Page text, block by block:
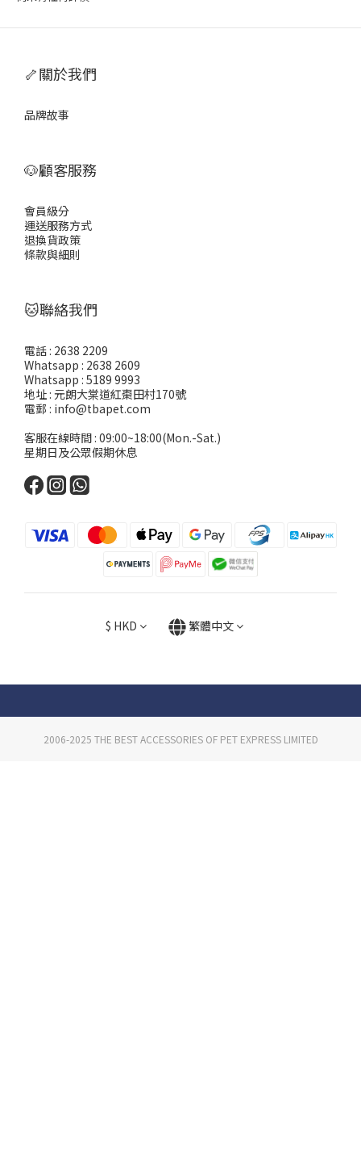
🦴關於我們
品牌故事
🐶顧客服務
會員級分
運送服務方式
退換貨政策
條款與細則
🐱聯絡我們
電話 : 2638 2209
Whatsapp : 2638 2609
Whatsapp : 5189 9993
地址 : 元朗大棠道紅棗田村170號
電郵 : info@tbapet.com
客服在線時間 : 09:00~18:00(Mon.-Sat.)
星期日及公眾假期休息
$ HKD 繁體中文
2006-2025 THE BEST ACCESSORIES OF PET EXPRESS LIMITED